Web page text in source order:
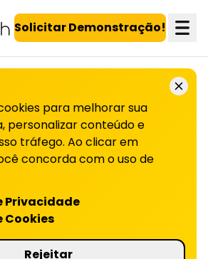
Solicitar Demonstração!
BLOG
para
e dados
para melhorar sua
personalizar conteúdo e
tráfego. Ao clicar em
concorda com o uso de
Privacidade
Cookies
Rejeitar